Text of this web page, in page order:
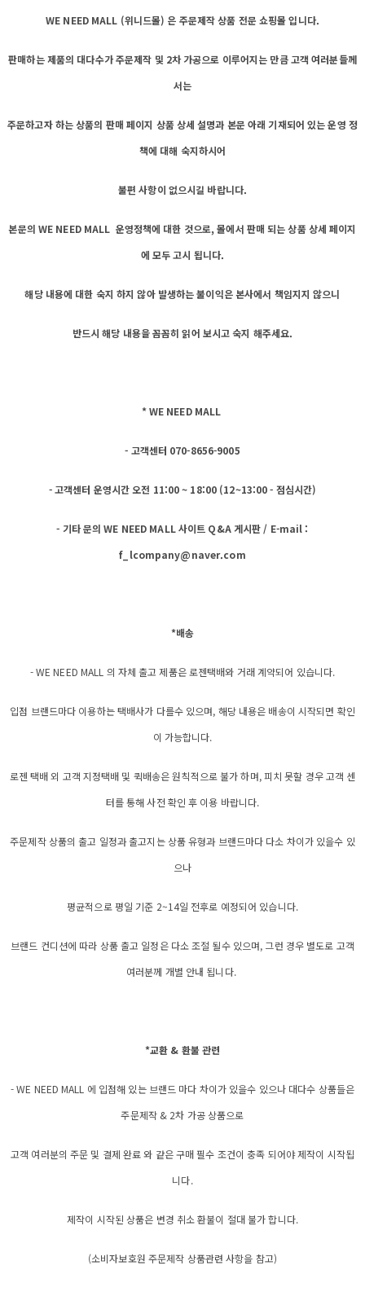
WE NEED MALL (위니드몰) 은 주문제작 상품 전문 쇼핑몰 입니다.
판매하는 제품의 대다수가 주문제작 및 2차 가공으로 이루어지는 만큼 고객 여러분들께
서는
주문하고자 하는 상품의 판매 페이지 상품 상세 설명과 본문 아래 기재되어 있는 운영 정
책에 대해 숙지하시어
불편 사항이 없으시길 바랍니다.
본문의 WE NEED MALL 운영정책에 대한 것으로, 몰에서 판매 되는 상품 상세 페이지
에 모두 고시 됩니다.
해당 내용에 대한 숙지 하지 않아 발생하는 불이익은 본사에서 책임지지 않으니
반드시 해당 내용을 꼼꼼히 읽어 보시고 숙지 해주세요.
* WE NEED MALL
- 고객센터 070-8656-9005
- 고객센터 운영시간 오전 11:00 ~ 18:00 (12~13:00 - 점심시간)
- 기타 문의 WE NEED MALL 사이트 Q&A 게시판 / E-mail :
f_lcompany@naver.com
*배송
- WE NEED MALL 의 자체 출고 제품은 로젠택배와 거래 계약되어 있습니다.
입점 브랜드마다 이용하는 택배사가 다를수 있으며, 해당 내용은 배송이 시작되면 확인
이 가능합니다.
로젠 택배 외 고객 지정택배 및 퀵배송은 원칙적으로 불가 하며, 피치 못할 경우 고객 센
터를 통해 사전 확인 후 이용 바랍니다.
주문제작 상품의 출고 일정과 출고지는 상품 유형과 브랜드마다 다소 차이가 있을수 있
으나
평균적으로 평일 기준 2~14일 전후로 예정되어 있습니다.
브랜드 컨디션에 따라 상품 출고 일정은 다소 조절 될수 있으며, 그런 경우 별도로 고객
여러분께 개별 안내 됩니다.
*교환 & 환불 관련
- WE NEED MALL 에 입점해 있는 브랜드 마다 차이가 있을수 있으나 대다수 상품들은
주문제작 & 2차 가공 상품으로
고객 여러분의 주문 및 결제 완료 와 같은 구매 필수 조건이 충족 되어야 제작이 시작됩
니다.
제작이 시작된 상품은 변경 취소 환불이 절대 불가 합니다.
(소비자보호원 주문제작 상품관련 사항을 참고)